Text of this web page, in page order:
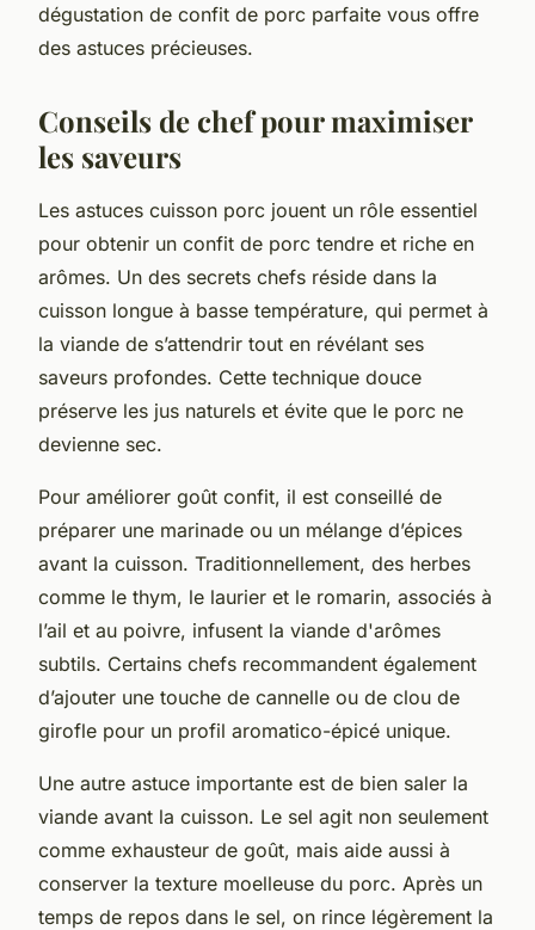
dégustation de confit de porc parfaite vous offre
des astuces précieuses.
Conseils de chef pour maximiser
les saveurs
Les astuces cuisson porc jouent un rôle essentiel
pour obtenir un confit de porc tendre et riche en
arômes. Un des secrets chefs réside dans la
cuisson longue à basse température, qui permet à
la viande de s’attendrir tout en révélant ses
saveurs profondes. Cette technique douce
préserve les jus naturels et évite que le porc ne
devienne sec.
Pour améliorer goût confit, il est conseillé de
préparer une marinade ou un mélange d’épices
avant la cuisson. Traditionnellement, des herbes
comme le thym, le laurier et le romarin, associés à
l’ail et au poivre, infusent la viande d'arômes
subtils. Certains chefs recommandent également
d’ajouter une touche de cannelle ou de clou de
girofle pour un profil aromatico-épicé unique.
Une autre astuce importante est de bien saler la
viande avant la cuisson. Le sel agit non seulement
comme exhausteur de goût, mais aide aussi à
conserver la texture moelleuse du porc. Après un
temps de repos dans le sel, on rince légèrement la